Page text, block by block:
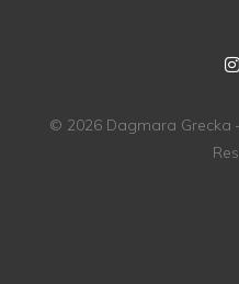
© 2026 Dagmara Grecka